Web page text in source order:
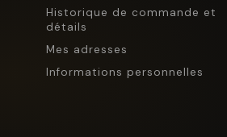
Historique de commande et
détails
Mes adresses
Informations personnelles